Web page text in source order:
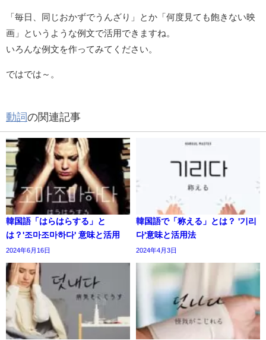
「毎日、同じおかずでうんざり」とか「何度見ても飽きない映
画」というような例文で活用できますね。
いろんな例文を作ってみてください。
ではでは～。
動詞の関連記事
韓国語「はらはらする」と
は？'조마조마하다' 意味と活用
2024年6月16日
韓国語で「称える」とは？ '기리
다'意味と活用法
2024年4月3日